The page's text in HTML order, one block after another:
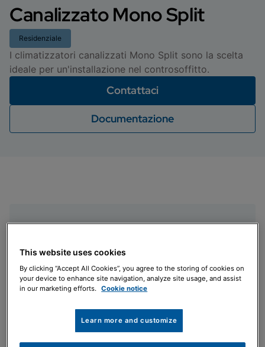
Canalizzato Mono Split
Residenziale
I climatizzatori canalizzati Mono Split sono la scelta
ideale per un'installazione nel controsoffitto.
Contattaci
Documentazione
Agevolazioni fiscali
Ecobonus, Bonus Casa e Conto termico 2.0
This website uses cookies
By clicking “Accept All Cookies”, you agree to the storing of cookies on
your device to enhance site navigation, analyze site usage, and assist
in our marketing efforts.
Cookie notice
Learn more and customize